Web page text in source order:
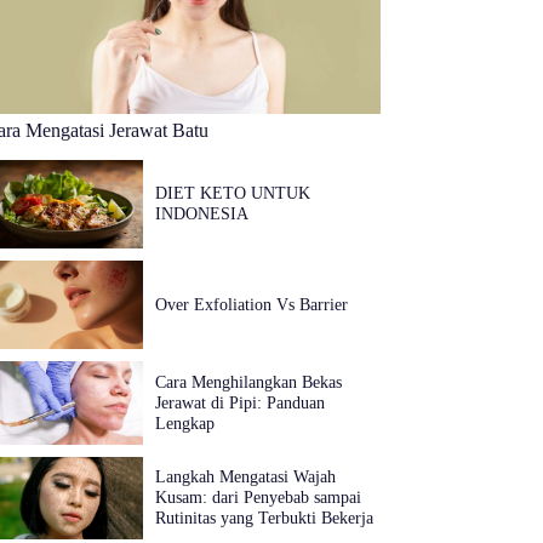
Mengatasi Jerawat Batu
DIET KETO UNTUK
INDONESIA
Over Exfoliation Vs Barrier
Cara Menghilangkan Bekas
Jerawat di Pipi: Panduan
Lengkap
Langkah Mengatasi Wajah
Kusam: dari Penyebab sampai
Rutinitas yang Terbukti Bekerja